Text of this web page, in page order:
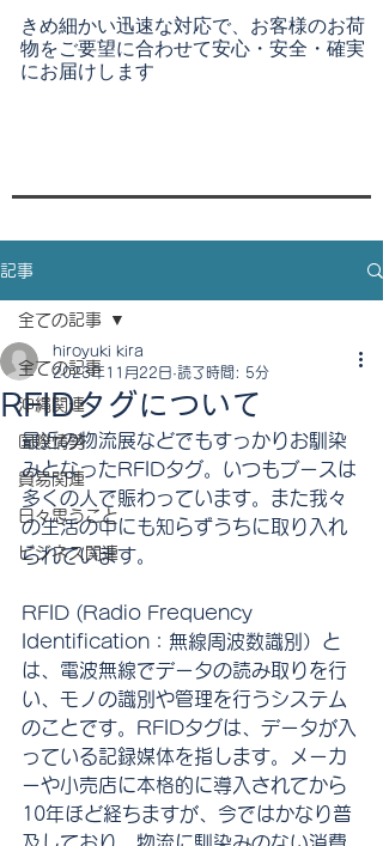
きめ細かい迅速な対応で、お客様のお荷
物をご要望に合わせて安心・安全・確実
にお届けします
記事
全ての記事
沖縄関連
国際情勢
貿易関連
日々思うこと
ビジネス関連
全ての記事
RFIDタグについて
hiroyuki kira
2023年11月22日 読了時間: 5分
最近の物流展などでもすっかりお馴染
みとなったRFIDタグ。いつもブースは
多くの人で賑わっています。また我々
の生活の中にも知らずうちに取り入れ
られています。
RFID (Radio Frequency
Identification：無線周波数識別）と
は、電波無線でデータの読み取りを行
い、モノの識別や管理を行うシステム
のことです。RFIDタグは、データが入
っている記録媒体を指します。メーカ
ーや小売店に本格的に導入されてから
10年ほど経ちますが、今ではかなり普